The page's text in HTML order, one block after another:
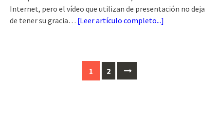
Internet, pero el vídeo que utilizan de presentación no deja
de tener su gracia… [Leer artículo completo...]
1 2